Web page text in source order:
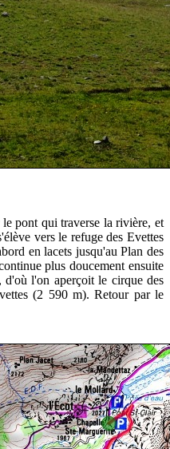
pont qui traverse la rivière, et
vers le refuge des Evettes
en lacets jusqu'au Plan des
plus doucement ensuite
l'on aperçoit le cirque des
(2 590 m). Retour par le